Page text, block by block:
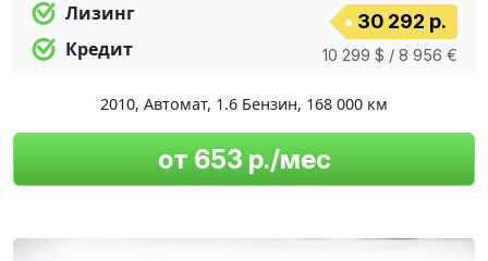
Лизинг
Кредит
30 292 р.
10 299 $ / 8 956 €
2010, Автомат, 1.6 Бензин, 168 000 км
от 653 р./мес